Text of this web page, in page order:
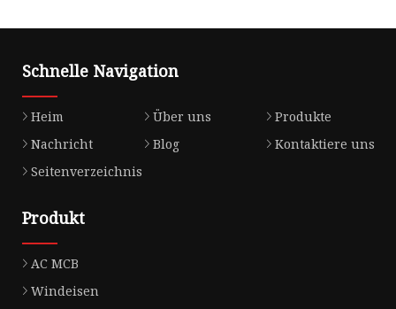
Schnelle Navigation
Heim Über uns
Produkte
Nachricht
Blog
Kontaktiere uns
Seitenverzeichnis
Produkt
AC MCB
Windeisen